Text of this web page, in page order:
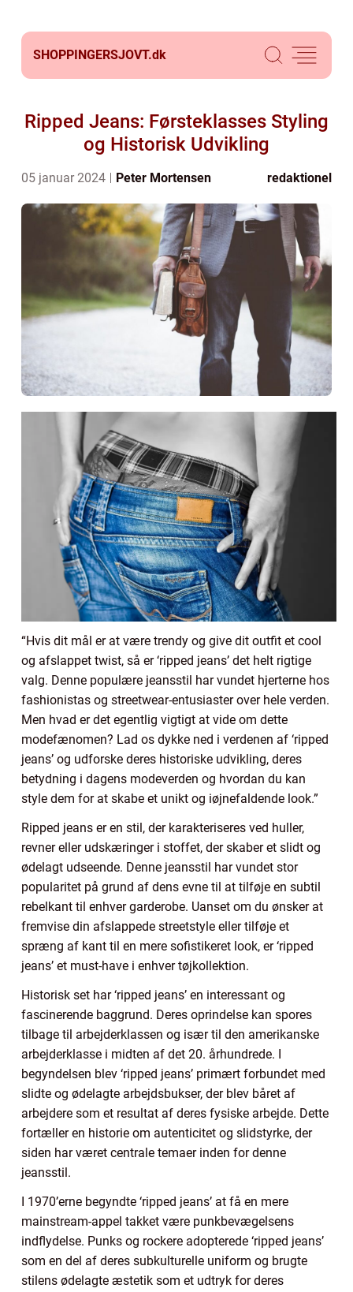
SHOPPINGERSJOVT.dk
Ripped Jeans: Førsteklasses Styling
og Historisk Udvikling
05 januar 2024 Peter Mortensen redaktionel
“Hvis dit mål er at være trendy og give dit outfit et cool
og afslappet twist, så er ‘ripped jeans’ det helt rigtige
valg. Denne populære jeansstil har vundet hjerterne hos
fashionistas og streetwear-entusiaster over hele verden.
Men hvad er det egentlig vigtigt at vide om dette
modefænomen? Lad os dykke ned i verdenen af ‘ripped
jeans’ og udforske deres historiske udvikling, deres
betydning i dagens modeverden og hvordan du kan
style dem for at skabe et unikt og iøjnefaldende look.”
Ripped jeans er en stil, der karakteriseres ved huller,
revner eller udskæringer i stoffet, der skaber et slidt og
ødelagt udseende. Denne jeansstil har vundet stor
popularitet på grund af dens evne til at tilføje en subtil
rebelkant til enhver garderobe. Uanset om du ønsker at
fremvise din afslappede streetstyle eller tilføje et
spræng af kant til en mere sofistikeret look, er ‘ripped
jeans’ et must-have i enhver tøjkollektion.
Historisk set har ‘ripped jeans’ en interessant og
fascinerende baggrund. Deres oprindelse kan spores
tilbage til arbejderklassen og især til den amerikanske
arbejderklasse i midten af det 20. århundrede. I
begyndelsen blev ‘ripped jeans’ primært forbundet med
slidte og ødelagte arbejdsbukser, der blev båret af
arbejdere som et resultat af deres fysiske arbejde. Dette
fortæller en historie om autenticitet og slidstyrke, der
siden har været centrale temaer inden for denne
jeansstil.
I 1970’erne begyndte ‘ripped jeans’ at få en mere
mainstream-appel takket være punkbevægelsens
indflydelse. Punks og rockere adopterede ‘ripped jeans’
som en del af deres subkulturelle uniform og brugte
stilens ødelagte æstetik som et udtryk for deres